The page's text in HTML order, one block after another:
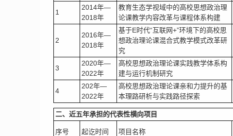
1
2014年—
2018年
教育生态学视域中的高校思想政治理
论课教学内容改革与课程体系构建
2
2016年—
2018年
基于E时代“互联网+”环境下的高校思
想政治理论课混合式教学模式改革研
究
3
2020年—
2022年
高校思想政治理论课实践教学体系构
建与运行机制研究
4
202年—
2022年
高校思想政治理论课亲和力提升的基
本理路研析与实践路径探索
二、近五年承担的代表性横向项目
序号 起讫时间 项目名称